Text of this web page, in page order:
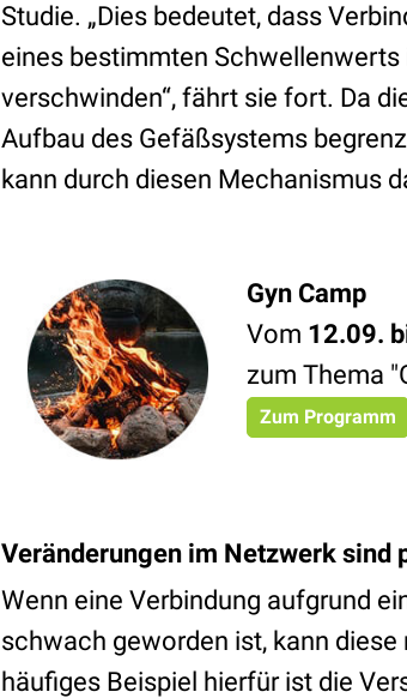
Studie. „Dies bedeutet, dass
eines bestimmten
verschwinden“, fährt sie fort. Da
Aufbau des Gefäßsystems
kann durch diesen Mechanismus
Gyn Camp
Vom 12.09.
zum Thema
Zum Programm
Veränderungen im Netzwerk sind
Wenn eine Verbindung aufgrund
schwach geworden ist, kann
häufiges Beispiel hierfür ist die